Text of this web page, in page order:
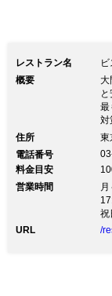
レストラン名
概要
大
最
対
ッ
美明
マ2種 大麦牛ビーフ
分
分
住所
東
電話番号
料金目安
営業時間
祝
URL
/